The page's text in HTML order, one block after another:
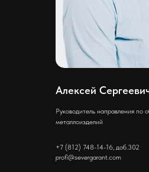
Алексей
Руководитель направления по
металлоизделий
+7 (812) 748-14-16, доб.302
profi@severgarant.com